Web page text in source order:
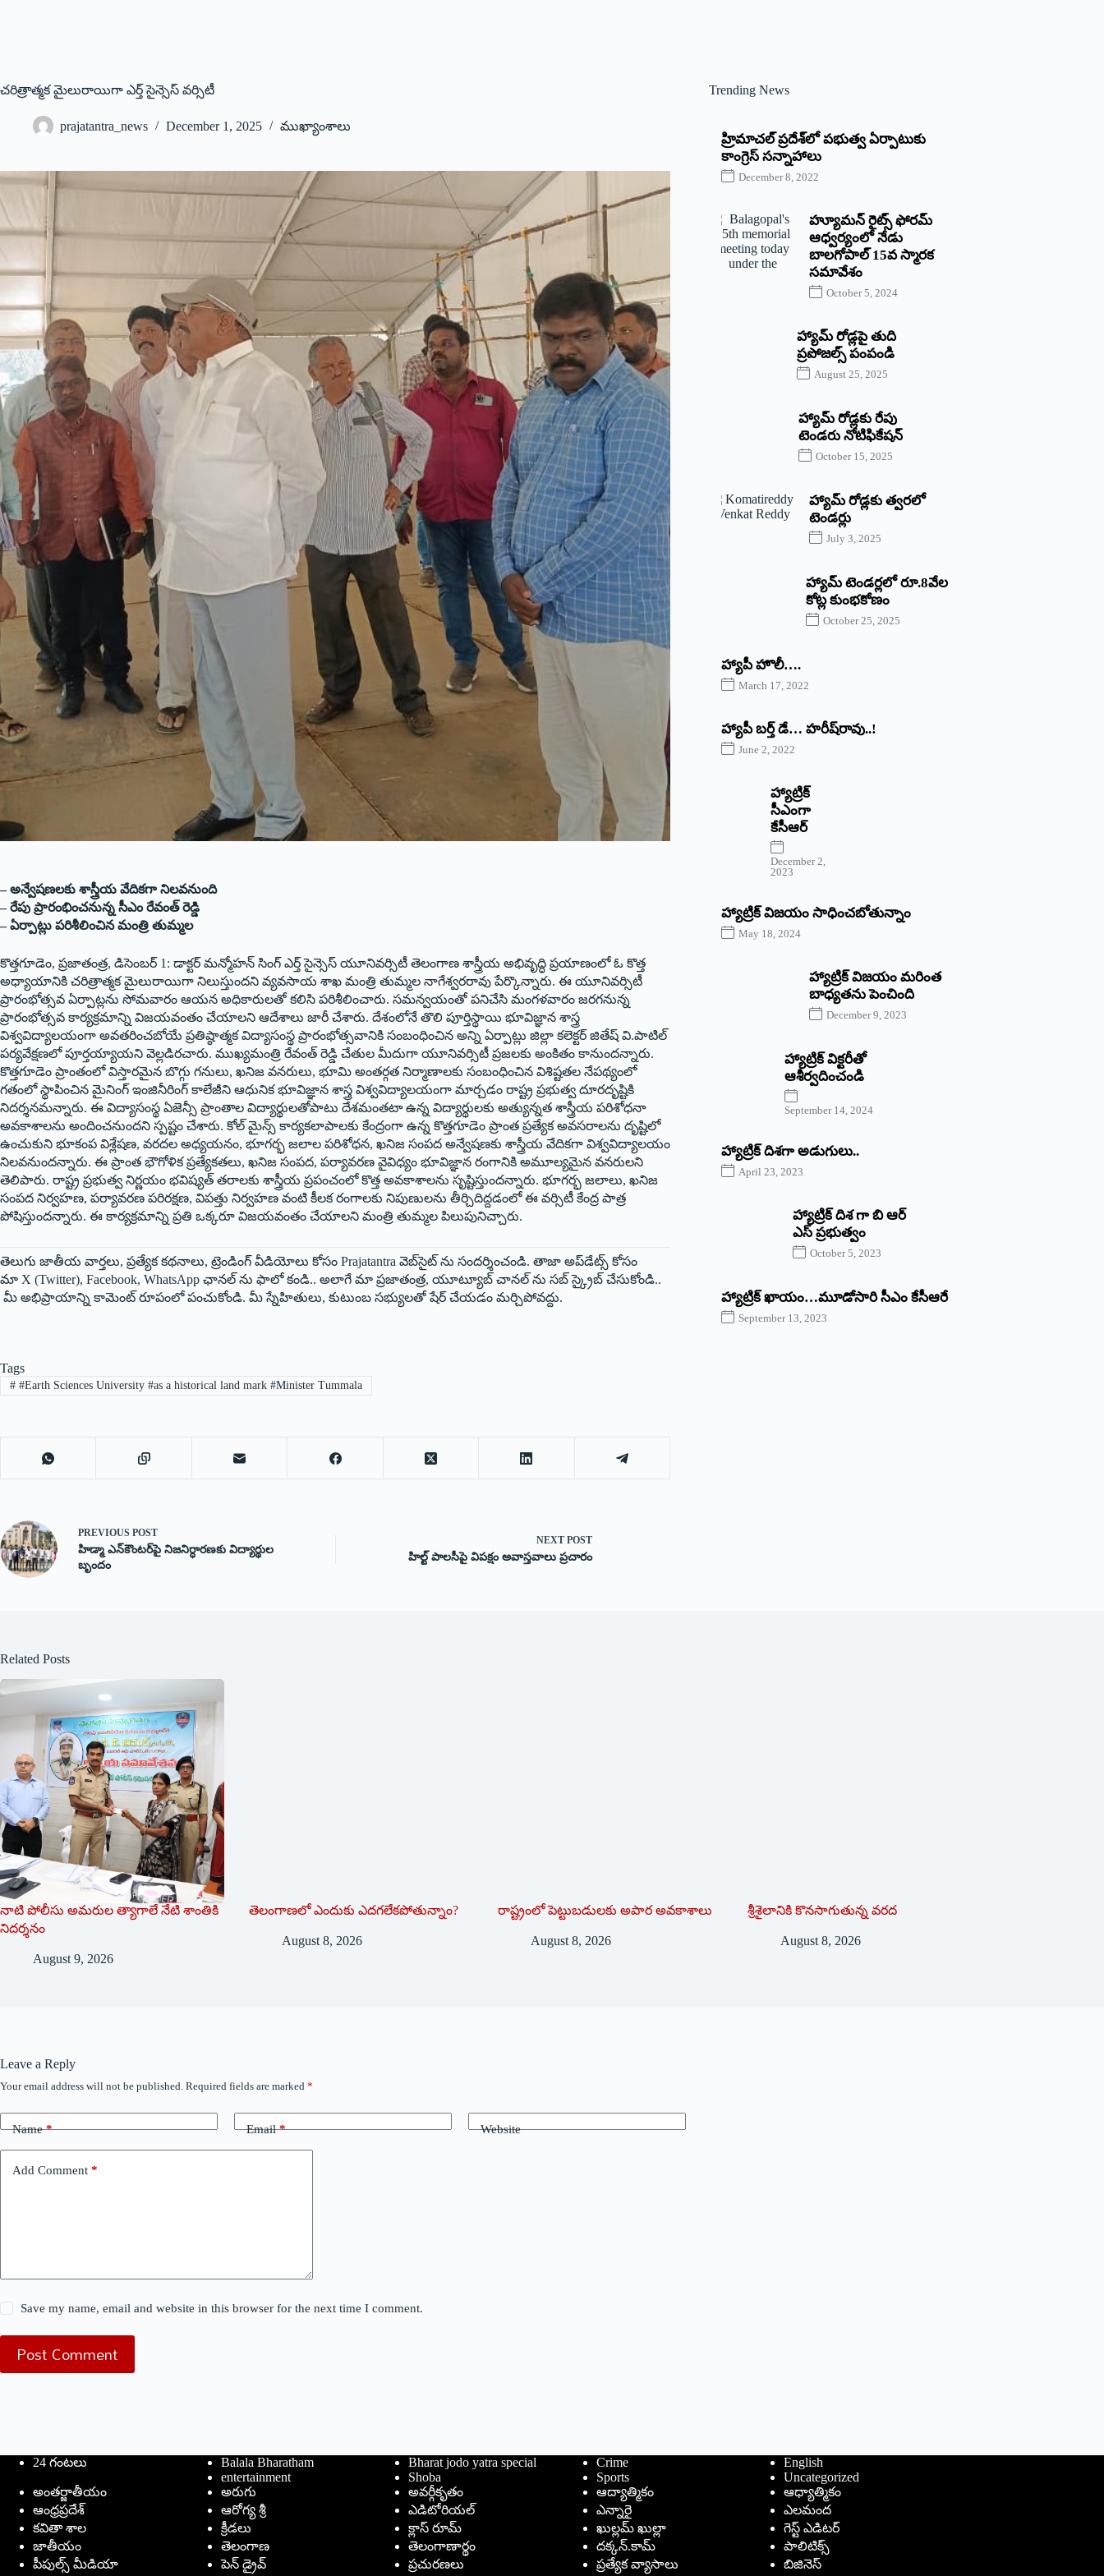
చరిత్రాత్మక మైలురాయిగా ఎర్త్‌ సైన్సెస్‌ వర్సిటీ
prajatantra_news December 1, 2025 ముఖ్యాంశాలు
– అన్వేషణలకు శాస్త్రీయ వేదికగా నిలవనుంది
– రేపు ప్రారంభించనున్న సీఎం రేవంత్‌ రెడ్డి
– ఏర్పాట్లు పరిశీలించిన మంత్రి తుమ్మల
కొత్తగూడెం, ప్రజాతంత్ర, డిసెంబర్‌ 1: డాక్టర్‌ మన్మోహన్‌ సింగ్‌ ఎర్త్‌ సైన్సెస్‌ యూనివర్సిటీ తెలంగాణ శాస్త్రీయ అభివృద్ధి ప్రయాణంలో ఓ కొత్త
అధ్యాయానికి చరిత్రాత్మక మైలురాయిగా నిలుస్తుందని వ్యవసాయ శాఖ మంత్రి తుమ్మల నాగేశ్వరరావు పేర్కొన్నారు. ఈ యూనివర్సిటీ
ప్రారంభోత్సవ ఏర్పాట్లను సోమవారం ఆయన అధికారులతో కలిసి పరిశీలించారు. సమన్వయంతో పనిచేసి మంగళవారం జరగనున్న
ప్రారంభోత్సవ కార్యక్రమాన్ని విజయవంతం చేయాలని ఆదేశాలు జారీ చేశారు. దేశంలోనే తొలి పూర్తిస్థాయి భూవిజ్ఞాన శాస్త్ర
విశ్వవిద్యాలయంగా అవతరించబోయే ప్రతిష్ఠాత్మక విద్యాసంస్థ ప్రారంభోత్సవానికి సంబంధించిన అన్ని ఏర్పాట్లు జిల్లా కలెక్టర్‌ జితేష్‌ వి.పాటిల్‌
పర్యవేక్షణలో పూర్తయ్యాయని వెల్లడిరచారు. ముఖ్యమంత్రి రేవంత్‌ రెడ్డి చేతుల మీదుగా యూనివర్సిటీ ప్రజలకు అంకితం కానుందన్నారు.
కొత్తగూడెం ప్రాంతంలో విస్తారమైన బొగ్గు గనులు, ఖనిజ వనరులు, భూమి అంతర్గత నిర్మాణాలకు సంబంధించిన విశిష్టతల నేపథ్యంలో
గతంలో స్థాపించిన మైనింగ్‌ ఇంజినీరింగ్‌ కాలేజీని ఆధునిక భూవిజ్ఞాన శాస్త్ర విశ్వవిద్యాలయంగా మార్చడం రాష్ట్ర ప్రభుత్వ దూరదృష్టికి
నిదర్శనమన్నారు. ఈ విద్యాసంస్థ ఏజెన్సీ ప్రాంతాల విద్యార్థులతోపాటు దేశమంతటా ఉన్న విద్యార్థులకు అత్యున్నత శాస్త్రీయ పరిశోధనా
అవకాశాలను అందించనుందని స్పష్టం చేశారు. కోల్‌ మైన్స్‌ కార్యకలాపాలకు కేంద్రంగా ఉన్న కొత్తగూడెం ప్రాంత ప్రత్యేక అవసరాలను దృష్టిలో
ఉంచుకుని భూకంప విశ్లేషణ, వరదల అధ్యయనం, భూగర్భ జలాల పరిశోధన, ఖనిజ సంపద అన్వేషణకు శాస్త్రీయ వేదికగా విశ్వవిద్యాలయం
నిలవనుందన్నారు. ఈ ప్రాంత భౌగోళిక ప్రత్యేకతలు, ఖనిజ సంపద, పర్యావరణ వైవిధ్యం భూవిజ్ఞాన రంగానికి అమూల్యమైన వనరులని
తెలిపారు. రాష్ట్ర ప్రభుత్వ నిర్ణయం భవిష్యత్‌ తరాలకు శాస్త్రీయ ప్రపంచంలో కొత్త అవకాశాలను సృష్టిస్తుందన్నారు. భూగర్భ జలాలు, ఖనిజ
సంపద నిర్వహణ, పర్యావరణ పరిరక్షణ, విపత్తు నిర్వహణ వంటి కీలక రంగాలకు నిపుణులను తీర్చిదిద్దడంలో ఈ వర్సిటీ కేంద్ర పాత్ర
పోషిస్తుందన్నారు. ఈ కార్యక్రమాన్ని ప్రతి ఒక్కరూ విజయవంతం చేయాలని మంత్రి తుమ్మల పిలుపునిచ్చారు.
తెలుగు జాతీయ వార్తలు, ప్రత్యేక కథనాలు, ట్రెండింగ్ వీడియోలు కోసం Prajatantra వెబ్‌సైట్ ను సందర్శించండి. తాజా అప్‌డేట్స్ కోసం
మా X (Twitter), Facebook, WhatsApp ఛానల్ ను ఫాలో కండి.. అలాగే మా ప్రజాతంత్ర, యూట్యూబ్ చానల్ ను సబ్ స్క్రైబ్ చేసుకోండి..
మీ అభిప్రాయాన్ని కామెంట్ రూపంలో పంచుకోండి. మీ స్నేహితులు, కుటుంబ సభ్యులతో షేర్ చేయడం మర్చిపోవద్దు.
Tags
##Earth Sciences University #as a historical land mark #Minister Tummala
PREVIOUS POST
హిడ్మా ఎన్‌కౌంటర్‌పై నిజనిర్ధారణకు విద్యార్థుల
బృందం
NEXTPOST
హిల్ట్ ‌పాలసీపై విపక్షం అవాస్తవాలు ప్రచారం
Trending News
‌హ్రిమాచల్‌ ‌ప్రదేశ్‌లో పభుత్వ ఏర్పాటుకు
కాంగ్రెస్‌ ‌సన్నాహాలు
December 8, 2022
హ్యూమన్‌ రైట్స్‌ ఫోరమ్‌
ఆధ్వర్యంలో నేడు
బాలగోపాల్‌ 15వ స్మారక
సమావేశం
October 5, 2024
హ్యామ్‌ రోడ్లపై తుది
ప్రపోజల్స్‌ పంపండి
August 25, 2025
హ్యామ్‌ రోడ్లకు రేపు
టెండరు నోటిఫికేషన్‌
October 15, 2025
హ్యామ్‌ రోడ్లకు త్వరలో
టెండర్లు
July 3, 2025
హ్యామ్‌ ‌టెండర్లలో రూ.8వేల
కోట్ల కుంభకోణం
October 25, 2025
హ్యాపీ హొలీ….
March 17, 2022
హ్యాపీ బర్త్ ‌డే… హరీష్‌రావు..!
June 2, 2022
హ్యాట్రిక్‌
‌సీఎంగా
కేసీఆర్‌
December 2,
2023
హ్యాట్రిక్‌ విజయం సాధించబోతున్నాం
May 18, 2024
హ్యాట్రిక్ విజయం మరింత
బాధ్యతను పెంచింది
December 9, 2023
హ్యాట్రిక్‌ ‌విక్టరీతో
ఆశీర్వదించండి
September 14, 2024
‌హ్యాట్రిక్‌ ‌దిశగా అడుగులు..
April 23, 2023
హ్యాట్రిక్ దిశ గా బి ఆర్
ఎస్ ప్రభుత్వం
October 5, 2023
హ్యాట్రిక్‌ ‌ఖాయం…మూడోసారి సీఎం కేసీఆరే
September 13, 2023
Related Posts
నాటి పోలీసు అమరుల త్యాగాలే నేటి శాంతికి
నిదర్శనం
August 9, 2026
తెలంగాణలో ఎందుకు ఎదగలేకపోతున్నాం?
August 8, 2026
రాష్ట్రంలో పెట్టుబడులకు అపార అవకాశాలు
August 8, 2026
శ్రీశైలానికి కొనసాగుతున్న వరద
August 8, 2026
Leave a Reply
Your email address will not be published. Required fields are marked *
Name* Email* Website
Add Comment *
Save my name, email and website in this browser for the next time I comment.
Post Comment
24 గంటలు Balala Bharatham Bharat jodo yatra special Crime
English
entertainment
Shoba Sports
Uncategorized
అంతర్జాతీయం
అరుగు అవర్గీకృతం ఆద్యాత్మికం
ఆధ్యాత్మికం
ఆంధ్రప్రదేశ్
ఆరోగ్య శ్రీ ఎడిటోరియల్ ఎన్నారై
ఎలమంద
కవితా శాల
క్రీడలు క్లాస్ రూమ్ ఖుల్లమ్ ఖుల్లా
గెస్ట్ ఎడిటర్
జాతీయం
తెలంగాణ తెలంగాణార్థం దక్కన్.కామ్
పాలిటిక్స్
పీపుల్స్ ‌మీడియా
పెన్ డ్రైవ్ ప్రచురణలు ప్రత్యేక వ్యాసాలు
బిజినెస్